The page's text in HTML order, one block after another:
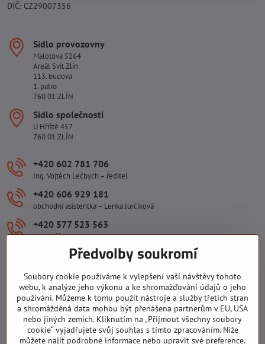
DIČ: CZ29007356
Sídlo provozovny
Malotova 5264
Areál Svit Zlín
113. budova
1. patro
760 01 ZLÍN
Sídlo společnosti
U Hřiště 457
760 01 ZLÍN
+420 602 781 706
Ing. Vojtěch Lečbych – ředitel
+420 606 929 181
obchodní asistentka – Lenka Jurčíková
+420 577 523 563
kancelář
ivlecbych​@seznam​.cz
Důležité odkazy
Všechny texty, obrázky a fotografie jsou majetkem společnosti Ing.
Vojtěch Lečbych - IVL. Kopírovat obsah těchto stránek můžete jen se
Předvolby soukromí
Soubory cookie používáme k vylepšení vaší návštěvy tohoto
webu, k analýze jeho výkonu a ke shromažďování údajů o jeho
používání. Můžeme k tomu použít nástroje a služby třetích stran
a shromážděná data mohou být přenášena partnerům v EU, USA
nebo jiných zemích. Kliknutím na „Přijmout všechny soubory
cookie“ vyjadřujete svůj souhlas s tímto zpracováním. Níže
můžete najít podrobné informace nebo upravit své preference.